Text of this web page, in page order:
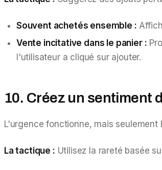
Souvent achetés ensemble :
Vente incitative dans le panier :
l'utilisateur a cliqué sur ajouter.
10. Créez un sentiment
L'urgence fonctionne, mais
La tactique : Utilisez la rareté basée